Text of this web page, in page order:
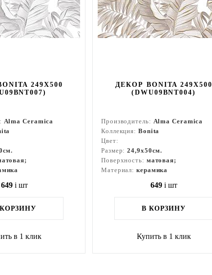
249X500
Alma Ceramica
649 i шт
в 1 клик
ДЕКОР BONITA 249X500
(DWU09BNT004)
Производитель: Alma Ceramica
Коллекция: Bonita
Цвет:
Размер:24,9x50см.
Поверхность: матовая;
Материал: керамика
649 i шт
В КОРЗИНУ
Купить в 1 клик